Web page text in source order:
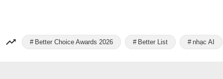
Better Choice Awards 2026 Better List nhạc AI